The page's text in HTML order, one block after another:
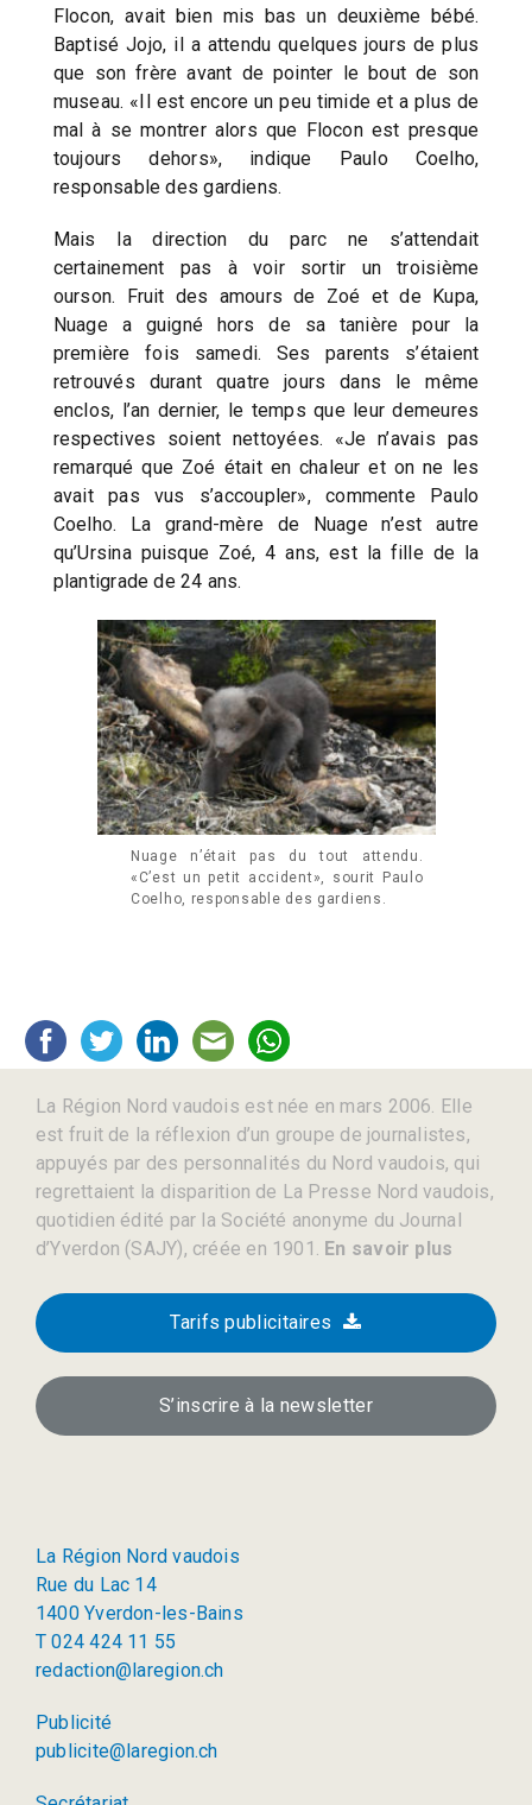
Flocon, avait bien mis bas un deuxième bébé.
Baptisé Jojo, il a attendu quelques jours de plus
que son frère avant de pointer le bout de son
museau. «Il est encore un peu timide et a plus de
mal à se montrer alors que Flocon est presque
toujours dehors», indique Paulo Coelho,
responsable des gardiens.
Mais la direction du parc ne s’attendait
certainement pas à voir sortir un troisième
ourson. Fruit des amours de Zoé et de Kupa,
Nuage a guigné hors de sa tanière pour la
première fois samedi. Ses parents s’étaient
retrouvés durant quatre jours dans le même
enclos, l’an dernier, le temps que leur demeures
respectives soient nettoyées. «Je n’avais pas
remarqué que Zoé était en chaleur et on ne les
avait pas vus s’accoupler», commente Paulo
Coelho. La grand-mère de Nuage n’est autre
qu’Ursina puisque Zoé, 4 ans, est la fille de la
plantigrade de 24 ans.
Nuage n’était pas du tout attendu.
«C’est un petit accident», sourit Paulo
Coelho, responsable des gardiens.
La Région Nord vaudois est née en mars 2006. Elle
est fruit de la réflexion d’un groupe de journalistes,
appuyés par des personnalités du Nord vaudois, qui
regrettaient la disparition de La Presse Nord vaudois,
quotidien édité par la Société anonyme du Journal
d’Yverdon (SAJY), créée en 1901. En savoir plus
Tarifs publicitaires
S’inscrire à la newsletter
La Région Nord vaudois
Rue du Lac 14
1400 Yverdon-les-Bains
T 024 424 11 55
redaction@laregion.ch
Publicité
publicite@laregion.ch